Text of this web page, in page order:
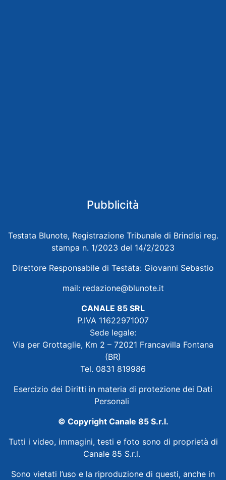
Pubblicità
Testata Blunote, Registrazione Tribunale di Brindisi reg.
stampa n. 1/2023 del 14/2/2023
Direttore Responsabile di Testata: Giovanni Sebastio
mail: redazione@blunote.it
CANALE 85 SRL
P.IVA 11622971007
Sede legale:
Via per Grottaglie, Km 2 – 72021 Francavilla Fontana
(BR)
Tel. 0831 819986
Esercizio dei Diritti in materia di protezione dei Dati
Personali
© Copyright Canale 85 S.r.l.
Tutti i video, immagini, testi e foto sono di proprietà di
Canale 85 S.r.l.
Sono vietati l’uso e la riproduzione di questi, anche in